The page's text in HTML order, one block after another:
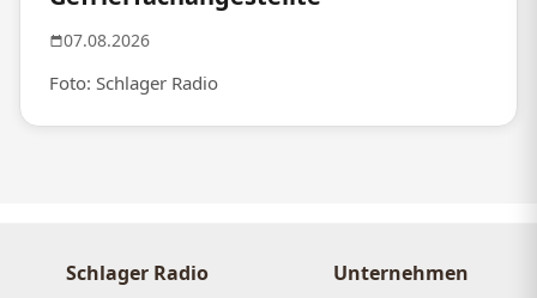
07.08.2026
Foto: Schlager Radio
Schlager Radio Unternehmen